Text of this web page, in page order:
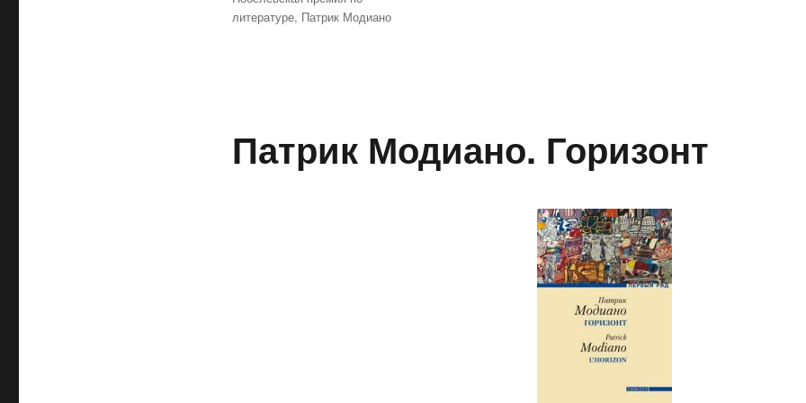
литературе, Патрик Модиано
Патрик Модиано. Горизонт